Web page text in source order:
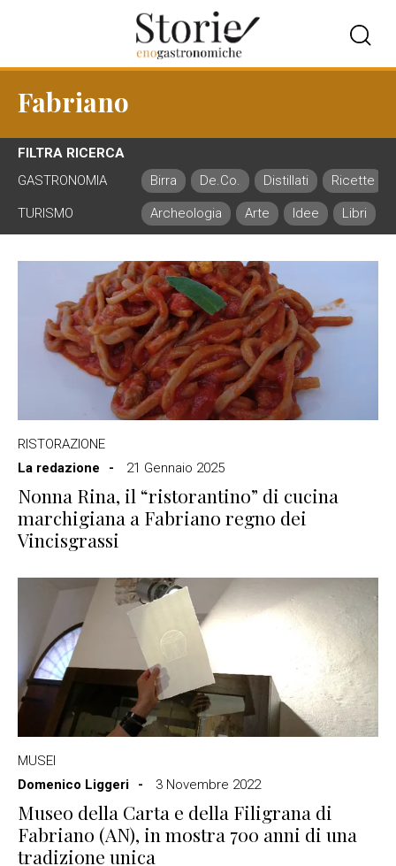
Fabriano
FILTRA RICERCA
GASTRONOMIA
Birra De.Co. Distillati Ricette
TURISMO Archeologia Arte Idee Libri
RISTORAZIONE
La redazione
21 Gennaio 2025
Nonna Rina, il “ristorantino” di cucina
marchigiana a Fabriano regno dei
Vincisgrassi
MUSEI
Domenico Liggeri
3 Novembre 2022
Museo della Carta e della Filigrana di
Fabriano (AN), in mostra 700 anni di una
tradizione unica